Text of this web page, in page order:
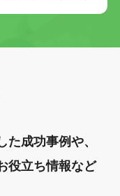
た成功事例や、
役立ち情報など